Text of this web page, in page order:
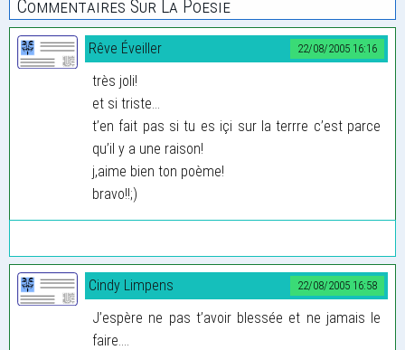
Commentaires Sur La Poesie
22/08/2005 16:16
Rêve Éveiller
très joli!
et si triste...
t’en fait pas si tu es içi sur la terrre c’est parce
qu’il y a une raison!
j,aime bien ton poème!
bravo!!;)
22/08/2005 16:58
Cindy Limpens
J’espère ne pas t’avoir blessée et ne jamais le
faire....